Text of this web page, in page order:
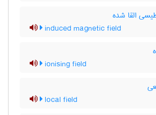
القا شده
induced magnetic field
ionising field
local field